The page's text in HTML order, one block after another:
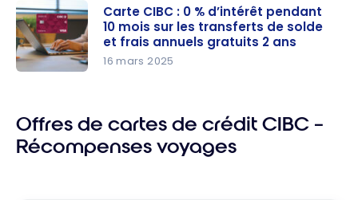
envisager
un
transfert
de solde au
d’intérêt
pendant 10
Carte CIBC : 0 % d’intérêt pendant
10 mois sur les transferts de solde
et frais annuels gratuits 2 ans
16 mars 2025
Offres de cartes de crédit CIBC –
Récompenses voyages